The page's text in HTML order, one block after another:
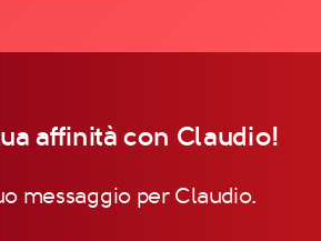
affinità con Claudio!
messaggio per Claudio.